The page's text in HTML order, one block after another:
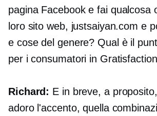
pagina Facebook e fai qualcosa
loro sito web, justsaiyan.com e
e cose del genere? Qual è il
per i consumatori in
Richard: E in breve, a
adoro l'accento, quella